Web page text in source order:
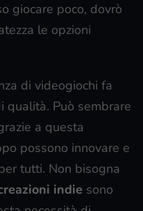
giocare poco, dovrò
le opzioni
di videogiochi fa
qualità. Può sembrare
a questa
possono innovare e
tutti. Non bisogna
indie sono